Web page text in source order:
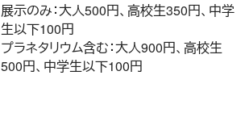
展示のみ：大人500円、高校生350円、中学
生以下100円
プラネタリウム含む：大人900円、高校生
500円、中学生以下100円